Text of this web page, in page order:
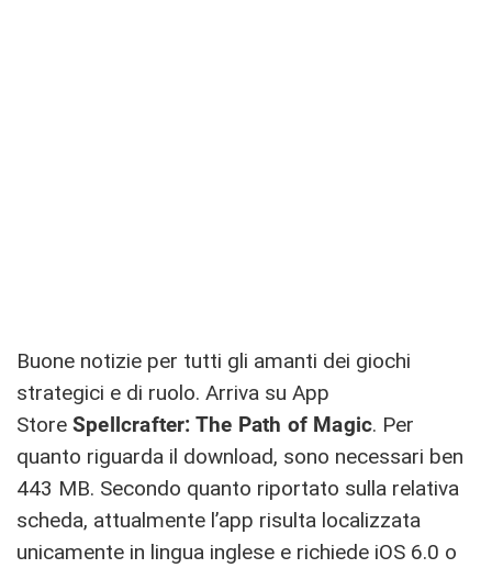
Buone notizie per tutti gli amanti dei giochi
strategici e di ruolo. Arriva su App
Store Spellcrafter: The Path of Magic. Per
quanto riguarda il download, sono necessari ben
443 MB. Secondo quanto riportato sulla relativa
scheda, attualmente l’app risulta localizzata
unicamente in lingua inglese e richiede iOS 6.0 o